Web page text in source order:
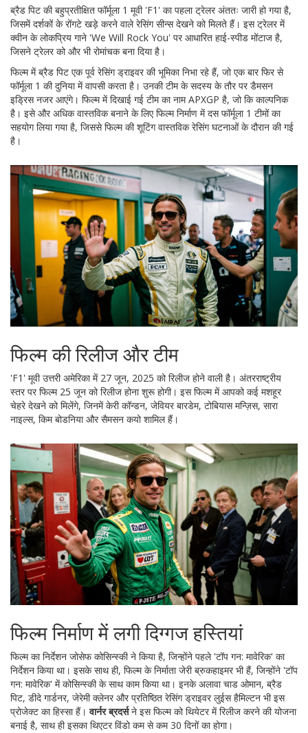
ब्रैड पिट की बहुप्रतीक्षित फॉर्मूला 1 मूवी 'F1' का पहला ट्रेलर अंततः जारी हो गया है,
जिसमें दर्शकों के रोंगटे खड़े करने वाले रेसिंग सीन्स देखने को मिलते हैं। इस ट्रेलर में
क्वीन के लोकप्रिय गाने 'We Will Rock You' पर आधारित हाई-स्पीड मोंटाज है,
जिसने ट्रेलर को और भी रोमांचक बना दिया है।
फिल्म में ब्रैड पिट एक पूर्व रेसिंग ड्राइवर की भूमिका निभा रहे हैं, जो एक बार फिर से
फॉर्मूला 1 की दुनिया में वापसी करता है। उनकी टीम के सदस्य के तौर पर डैमसन
इड्रिस नजर आएंगे। फिल्म में दिखाई गई टीम का नाम APXGP है, जो कि काल्पनिक
है। इसे और अधिक वास्तविक बनाने के लिए फिल्म निर्माण में दस फॉर्मूला 1 टीमों का
सहयोग लिया गया है, जिससे फिल्म की शूटिंग वास्तविक रेसिंग घटनाओं के दौरान की गई
है।
फिल्म की रिलीज और टीम
'F1' मूवी उत्तरी अमेरिका में 27 जून, 2025 को रिलीज होने वाली है। अंतरराष्ट्रीय
स्तर पर फिल्म 25 जून को रिलीज होना शुरू होगी। इस फिल्म में आपको कई मशहूर
चेहरे देखने को मिलेंगे, जिनमें केरी कॉन्डन, जेवियर बारडेम, टोबियास मन्ज़िस, सारा
नाइल्स, किम बोडनिया और सैमसन कयो शामिल हैं।
फिल्म निर्माण में लगी दिग्गज हस्तियां
फिल्म का निर्देशन जोसेफ कोसिन्स्की ने किया है, जिन्होंने पहले 'टॉप गन: मावेरिक' का
निर्देशन किया था। इसके साथ ही, फिल्म के निर्माता जेरी ब्रुकहाइमर भी हैं, जिन्होंने 'टॉप
गन: मावेरिक' में कोसिन्स्की के साथ काम किया था। इनके अलावा चाड ओमान, ब्रैड
पिट, डीदे गार्डनर, जेरेमी क्लेनर और प्रतिष्ठित रेसिंग ड्राइवर लुईस हैमिल्टन भी इस
प्रोजेक्ट का हिस्सा हैं।वार्नर ब्रदर्सने इस फिल्म को थियेटर में रिलीज करने की योजना
बनाई है, साथ ही इसका थिएटर विंडो कम से कम 30 दिनों का होगा।